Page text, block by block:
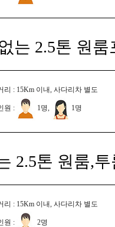
는 2.5톤 원룸
리 : 15Km 이내, 사다리차 별도
원 : 1명, 1명
2.5톤 원룸,
리 : 15Km 이내, 사다리차 별도
원 : 2명